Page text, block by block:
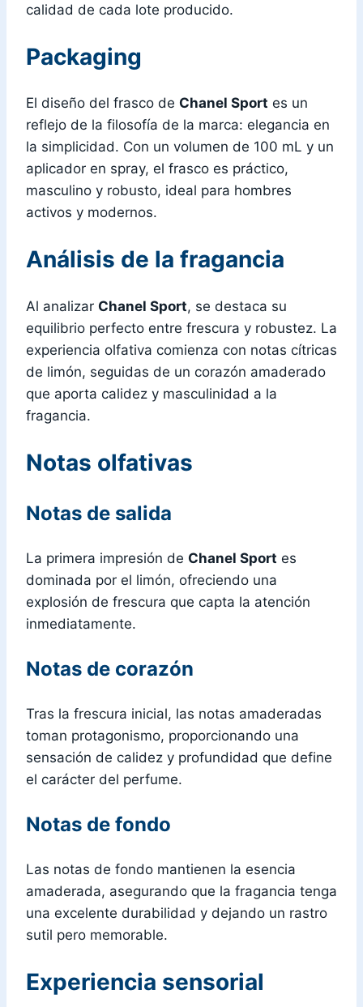
calidad de cada lote producido.
Packaging
El diseño del frasco de Chanel Sport es un
reflejo de la filosofía de la marca: elegancia en
la simplicidad. Con un volumen de 100 mL y un
aplicador en spray, el frasco es práctico,
masculino y robusto, ideal para hombres
activos y modernos.
Análisis de la fragancia
Al analizar Chanel Sport, se destaca su
equilibrio perfecto entre frescura y robustez. La
experiencia olfativa comienza con notas cítricas
de limón, seguidas de un corazón amaderado
que aporta calidez y masculinidad a la
fragancia.
Notas olfativas
Notas de salida
La primera impresión de Chanel Sport es
dominada por el limón, ofreciendo una
explosión de frescura que capta la atención
inmediatamente.
Notas de corazón
Tras la frescura inicial, las notas amaderadas
toman protagonismo, proporcionando una
sensación de calidez y profundidad que define
el carácter del perfume.
Notas de fondo
Las notas de fondo mantienen la esencia
amaderada, asegurando que la fragancia tenga
una excelente durabilidad y dejando un rastro
sutil pero memorable.
Experiencia sensorial